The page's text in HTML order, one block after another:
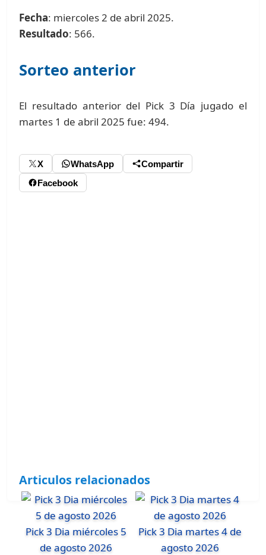
Fecha: miercoles 2 de abril 2025.
Resultado: 566.
Sorteo anterior
El resultado anterior del Pick 3 Día jugado el
martes 1 de abril 2025 fue: 494.
X WhatsApp
Compartir
Facebook
Articulos relacionados
Pick 3 Dia miércoles 5
de agosto 2026
Pick 3 Dia martes 4 de
agosto 2026